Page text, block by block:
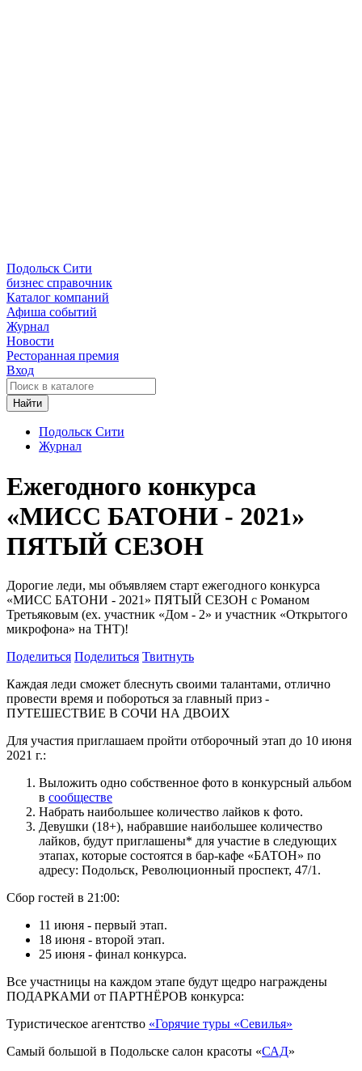
Подольск Сити
бизнес справочник
Каталог компаний
Афиша событий
Журнал
Новости
Ресторанная премия
Вход
Найти
Подольск Сити
Журнал
Ежегодного конкурса
«МИСС БАТОНИ - 2021»
ПЯТЫЙ СЕЗОН
Дорогие леди, мы объявляем старт ежегодного конкурса
«МИСС БАТОНИ - 2021» ПЯТЫЙ СЕЗОН с Романом
Третьяковым (ex. участник «Дом - 2» и участник «Открытого
микрофона» на ТНТ)!
Поделиться Поделиться Твитнуть
Каждая леди сможет блеснуть своими талантами, отлично
провести время и побороться за главный приз -
ПУТЕШЕСТВИЕ В СОЧИ НА ДВОИХ
Для участия приглашаем пройти отборочный этап до 10 июня
2021 г.:
Выложить одно собственное фото в конкурсный альбом
в сообществе
Набрать наибольшее количество лайков к фото.
Девушки (18+), набравшие наибольшее количество
лайков, будут приглашены* для участие в следующих
этапах, которые состоятся в бар-кафе «БАТОН» по
адресу: Подольск, Революционный проспект, 47/1.
Сбор гостей в 21:00:
11 июня - первый этап.
18 июня - второй этап.
25 июня - финал конкурса.
Все участницы на каждом этапе будут щедро награждены
ПОДАРКАМИ от ПАРТНЁРОВ конкурса:
Туристическое агентство «Горячие туры «Севилья»
Самый большой в Подольске салон красоты «САД»